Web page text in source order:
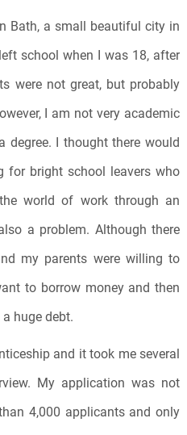
Bath, a small beautiful city in
school when I was 18, after
were not great, but probably
I am not very academic
degree. I thought there would
for bright school leavers who
world of work through an
a problem. Although there
my parents were willing to
to borrow money and then
huge debt.
and it took me several
My application was not
4,000 applicants and only